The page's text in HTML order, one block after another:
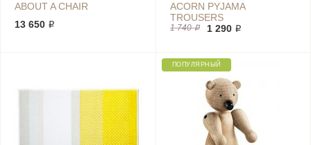
ABOUT A CHAIR
13 650 ₽
ACORN PYJAMA
TROUSERS
1 740 ₽ 1 290 ₽
ПОПУЛЯРНЫЙ